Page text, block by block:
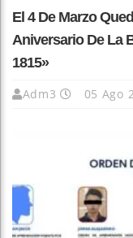
El 4 De Marzo
Aniversario De La
1815»
Adm3 05 Ago